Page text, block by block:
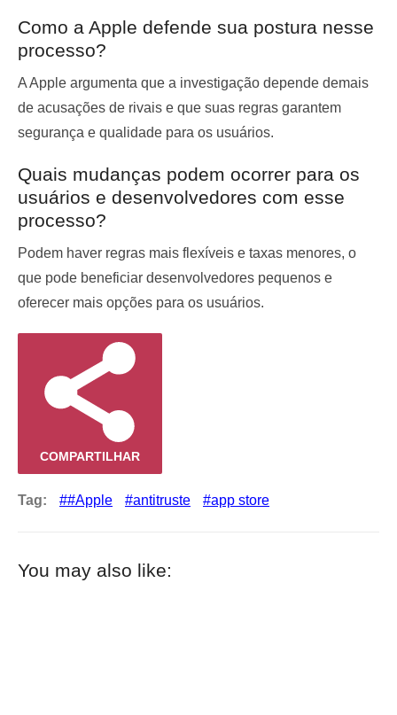
Como a Apple defende sua postura nesse
processo?
A Apple argumenta que a investigação depende demais
de acusações de rivais e que suas regras garantem
segurança e qualidade para os usuários.
Quais mudanças podem ocorrer para os
usuários e desenvolvedores com esse
processo?
Podem haver regras mais flexíveis e taxas menores, o
que pode beneficiar desenvolvedores pequenos e
oferecer mais opções para os usuários.
COMPARTILHAR
Tag: #Apple antitruste app store
You may also like: